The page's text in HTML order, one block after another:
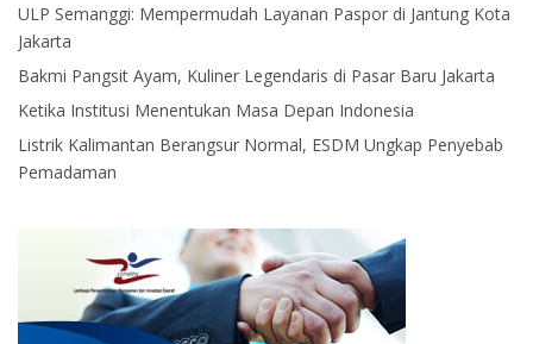
ULP Semanggi: Mempermudah Layanan Paspor di Jantung Kota
Jakarta
Bakmi Pangsit Ayam, Kuliner Legendaris di Pasar Baru Jakarta
Ketika Institusi Menentukan Masa Depan Indonesia
Listrik Kalimantan Berangsur Normal, ESDM Ungkap Penyebab
Pemadaman